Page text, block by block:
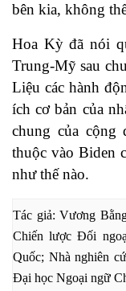
bên kia, không
Hoa Kỳ đã nói
Trung-Mỹ sau
Liệu các hành
ích cơ bản của
chung của cộng
thuộc vào Biden
như thế nào.
Tác giả: Vương
Chiến lược Đối
Quốc; Nhà nghiên
Đại học Ngoại ngữ